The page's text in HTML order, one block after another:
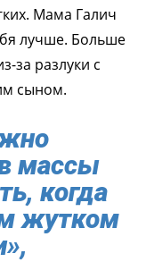
Мама Галич
лучше. Больше
за разлуки с
сыном.
массы
когда
жутком